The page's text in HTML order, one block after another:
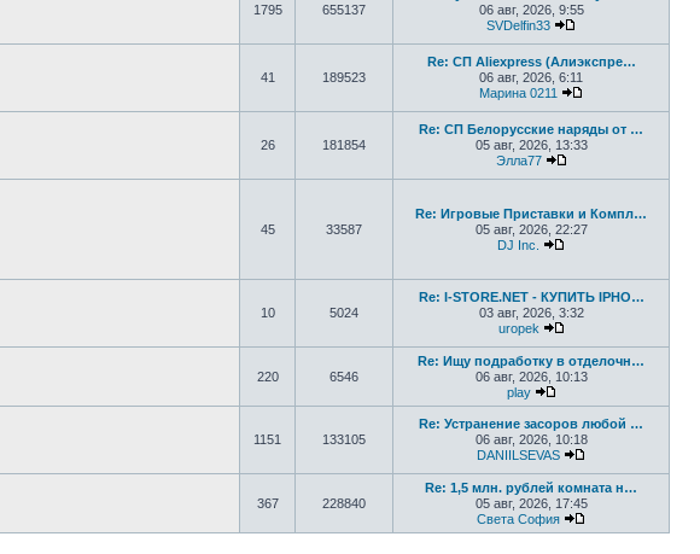
1795 655137
06 авг, 2026, 9:55
SVDelfin33
41 189523
Re: СП Aliexpress (Алиэкспре…
06 авг, 2026, 6:11
Марина 0211
26 181854
Re: СП Белорусские наряды от …
05 авг, 2026, 13:33
Элла77
45 33587
Re: Игровые Приставки и Компл…
05 авг, 2026, 22:27
DJ Inc.
10 5024
Re: I-STORE.NET - КУПИТЬ IPHO…
03 авг, 2026, 3:32
uropek
220 6546
Re: Ищу подработку в отделочн…
06 авг, 2026, 10:13
play
Перейти к
1151 133105
Re: Устранение засоров любой …
06 авг, 2026, 10:18
DANIILSEVAS
367 228840
Re: 1,5 млн. рублей комната н…
05 авг, 2026, 17:45
Света София
Перейти к